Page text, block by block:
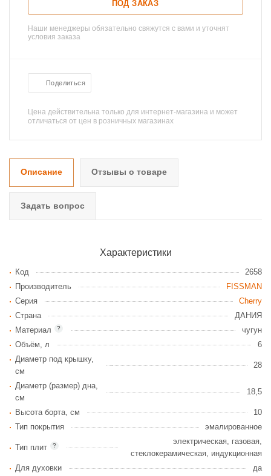
ПОД ЗАКАЗ
Наши менеджеры обязательно свяжутся с вами и уточнят
условия заказа
Поделиться
Цена действительна только для интернет-магазина и может
отличаться от цен в розничных магазинах
Описание Отзывы о товаре
Задать вопрос
Характеристики
Код
2658
Производитель
FISSMAN
Серия
Cherry
Страна
ДАНИЯ
?
Материал
чугун
Объём, л
6
Диаметр под крышку,
см
28
Диаметр (размер) дна,
см
18,5
Высота борта, см
10
Тип покрытия
эмалированное
?
Тип плит
электрическая, газовая,
стеклокерамическая, индукционная
Для духовки
да